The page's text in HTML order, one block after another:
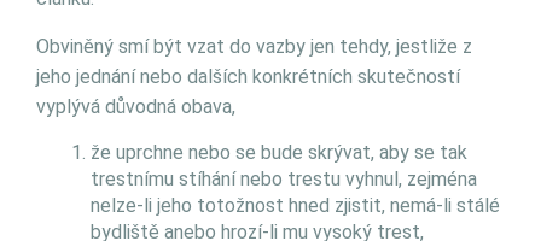
Obviněný smí být vzat do vazby jen tehdy, jestliže z
jeho jednání nebo dalších konkrétních skutečností
vyplývá důvodná obava,
že uprchne nebo se bude skrývat, aby se tak
trestnímu stíhání nebo trestu vyhnul, zejména
nelze-li jeho totožnost hned zjistit, nemá-li stálé
bydliště anebo hrozí-li mu vysoký trest,